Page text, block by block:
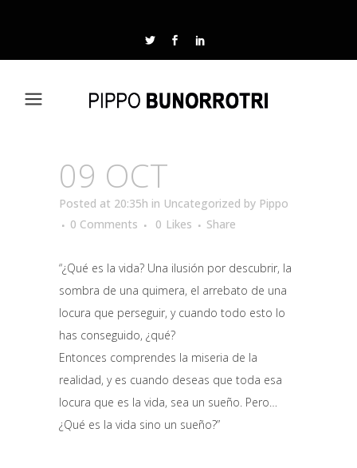
09 OCT
Posted at 20:35h in Uncategorized by Pippo
0 Comments
0 Likes Share
“¿Qué es la vida? Una ilusión por descubrir, la
sombra de una quimera, el arrebato de una
locura que perseguir, y cuando todo esto lo
has conseguido, ¿qué?
Entonces comprendes la miseria de la
realidad, y es cuando deseas que toda esa
locura que es la vida, sea un sueño. Pero…
¿Qué es la vida sino un sueño?”